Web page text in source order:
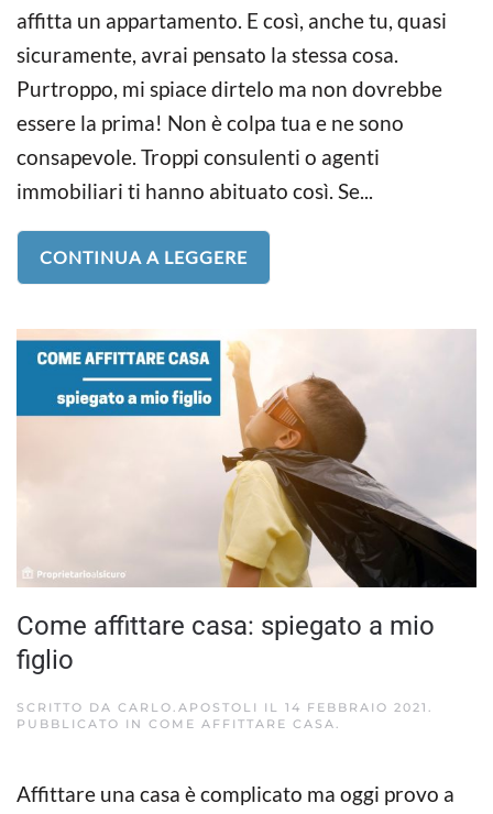
affitta un appartamento. E così, anche tu, quasi
sicuramente, avrai pensato la stessa cosa.
Purtroppo, mi spiace dirtelo ma non dovrebbe
essere la prima! Non è colpa tua e ne sono
consapevole. Troppi consulenti o agenti
immobiliari ti hanno abituato così. Se...
CONTINUA A LEGGERE
Come affittare casa: spiegato a mio
figlio
SCRITTO DA CARLO.APOSTOLI IL 14 FEBBRAIO 2021 .
PUBBLICATO IN COME AFFITTARE CASA.
Affittare una casa è complicato ma oggi provo a